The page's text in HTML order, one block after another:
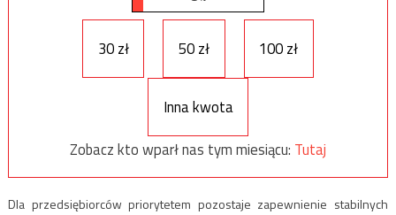
30 zł 50 zł 100 zł
Inna kwota
Zobacz kto wparł nas tym miesiącu: Tutaj
Dla przedsiębiorców priorytetem pozostaje zapewnienie stabilnych